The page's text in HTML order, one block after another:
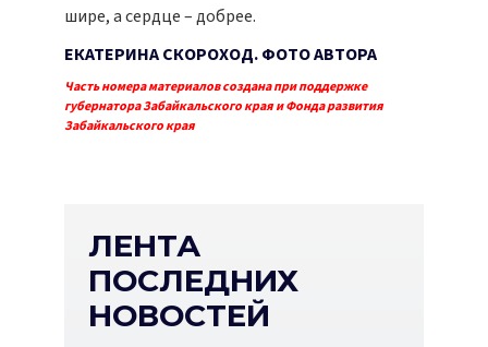
шире, а сердце – добрее.
ЕКАТЕРИНА СКОРОХОД.ФОТО АВТОРА
Часть номера материалов создана при поддержке
губернатора Забайкальского края и Фонда развития
Забайкальского края
ЛЕНТА
ПОСЛЕДНИХ
НОВОСТЕЙ